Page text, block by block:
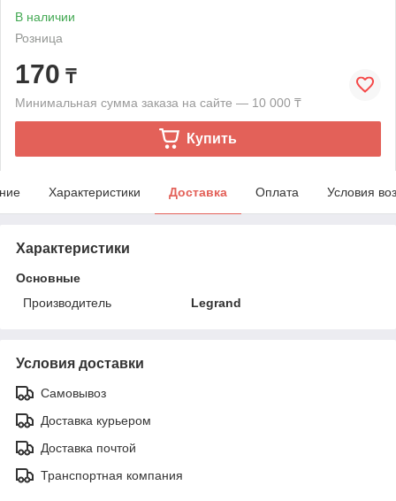
В наличии
Розница
170 ₸
Минимальная сумма заказа на сайте — 10 000 ₸
Купить
Характеристики Доставка Оплата Условия
Характеристики
Основные
Производитель
Legrand
Условия доставки
Самовывоз
Доставка курьером
Доставка почтой
Транспортная компания